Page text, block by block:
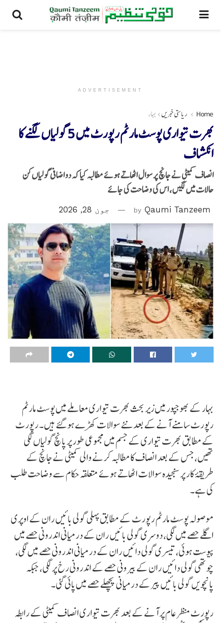
ADVERTISEMENT
Home ریاستی خبریں بہار
بھرت تیواری پوسٹ مارٹم رپورٹ میں 5 گولیاں لگنے کا
انکشاف
انصاف کمیٹی نے جانچ پر سوال اٹھاتے ہوئے مطالبہ کیا کہ دو اضافی گولیاں کن
حالات میں لگیں، اس کی وضاحت کی جائے
by Qaumi Tanzeem جون 28, 2026
بہار کے بھوجپور میں زیر بحث بھرت تیواری معاملے میں پوسٹ مارٹم
رپورٹ سامنے آنے کے بعد نئے سوالات کھڑے ہو گئے ہیں۔ رپورٹ
کے مطابق بھرت تیواری کے جسم میں مجموعی طور پر پانچ گولیاں لگی
تھیں، جس کے بعد انصاف کا مطالبہ کرنے والی کمیٹی نے جانچ کے
طریقۂ کار پر سنجیدہ سوالات اٹھاتے ہوئے متعلقہ حکام سے وضاحت طلب
کی ہے۔
موصولہ پوسٹ مارٹم رپورٹ کے مطابق پہلی گولی بائیں ران کے اوپری
اگلے حصے میں لگی، دوسری گولی بائیں ران کے درمیانی اندرونی حصے میں
پیوست ہوئی، تیسری گولی دائیں ران کے درمیانی اندرونی حصے میں لگی،
چوتھی گولی دائیں ران کے بیرونی حصے کے اندرونی رخ پر لگی، جبکہ
پانچویں گولی بائیں پیر کے درمیانی پچھلے حصے میں پائی گئی۔
رپورٹ منظر عام پر آنے کے بعد بھرت تیواری انصاف کمیٹی کے رابطہ